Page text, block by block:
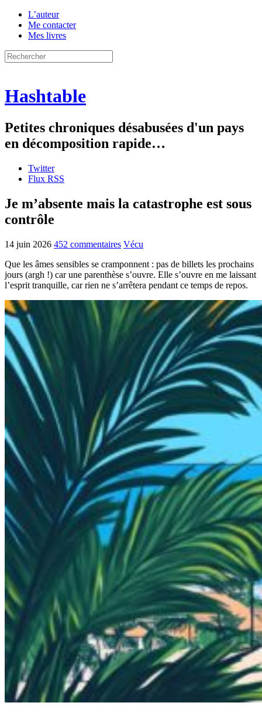
L’auteur
Me contacter
Mes livres
Hashtable
Petites chroniques désabusées d'un pays
en décomposition rapide…
Twitter
Flux RSS
Je m’absente mais la catastrophe est sous
contrôle
14 juin 2026 452 commentaires Vécu
Que les âmes sensibles se cramponnent : pas de billets les prochains
jours (argh !) car une parenthèse s’ouvre. Elle s’ouvre en me laissant
l’esprit tranquille, car rien ne s’arrêtera pendant ce temps de repos.